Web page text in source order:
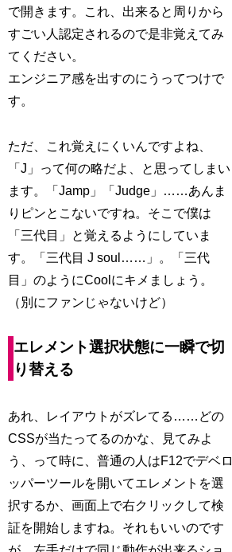
で開きます。これ、出来ると周りから
すごい人認定されるので是非覚えてみ
てください。
エンジニア感を出すのにうってつけで
す。
ただ、これ覚えにくいんですよね、
「J」って何の略だよ、と思ってしまい
ます。「Jamp」「Judge」……あんま
りピンとこないですね。そこで僕は
「三代目」と覚えるようにしていま
す。「三代目 J soul……」。「三代
目」のようにCoolにキメましょう。
（別にファンじゃないけど）
エレメント選択状態に一瞬で切
り替える
あれ、レイアウトがズレてる……どの
CSSが当たってるのかな、見てみよ
う、って時に、普通の人はF12でデベロ
ッパーツールを開いてエレメントを選
択するか、画面上で右クリックして検
証を開始しますね。それもいいのです